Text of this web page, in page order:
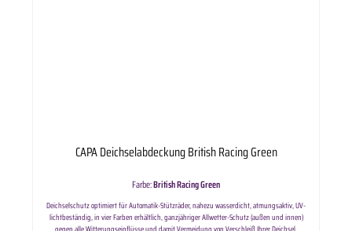
CAPA Deichselabdeckung British Racing Green
Farbe:British Racing Green
Deichselschutz optimiert für Automatik-Stützräder, nahezu wasserdicht, atmungsaktiv, UV-
lichtbeständig, in vier Farben erhältlich, ganzjähriger Allwetter-Schutz (außen und innen)